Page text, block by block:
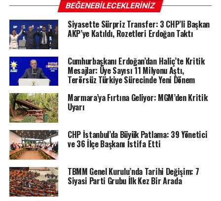
BEĞENEBILECEKLERINIZ
Siyasette Sürpriz Transfer: 3 CHP’li Başkan
AKP’ye Katıldı, Rozetleri Erdoğan Taktı
Cumhurbaşkanı Erdoğan’dan Haliç’te Kritik
Mesajlar: Üye Sayısı 11 Milyonu Aştı,
Terörsüz Türkiye Sürecinde Yeni Dönem
Marmara’ya Fırtına Geliyor: MGM’den Kritik
Uyarı
CHP İstanbul’da Büyük Patlama: 39 Yönetici
ve 36 İlçe Başkanı İstifa Etti
TBMM Genel Kurulu’nda Tarihi Değişim: 7
Siyasi Parti Grubu İlk Kez Bir Arada